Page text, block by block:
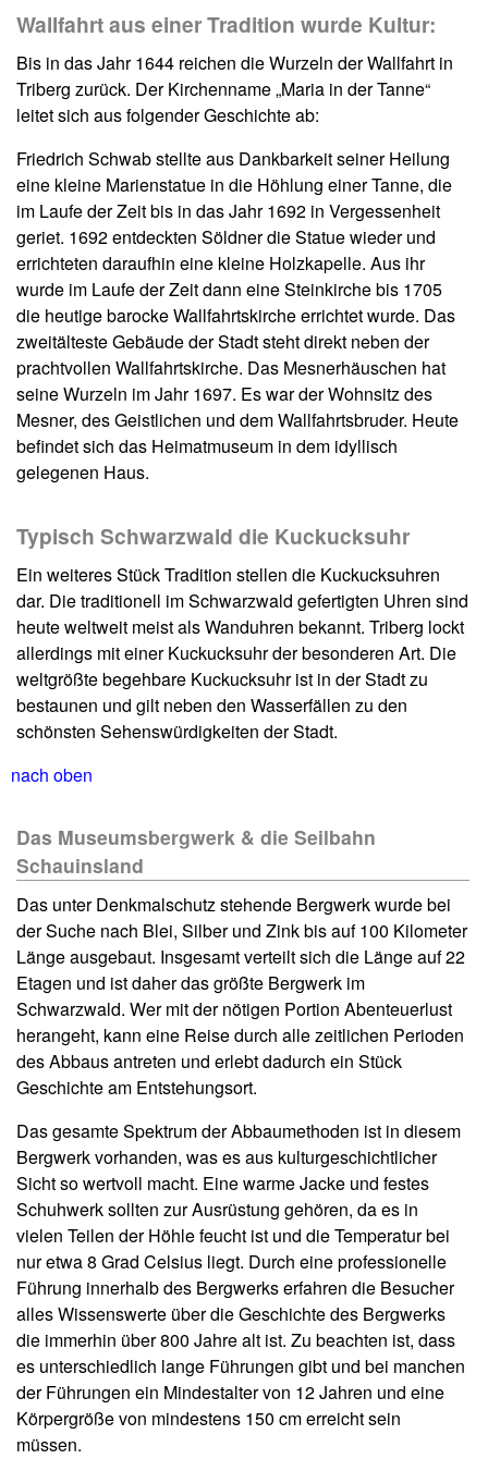
Wallfahrt aus einer Tradition wurde Kultur:
Bis in das Jahr 1644 reichen die Wurzeln der Wallfahrt in
Triberg zurück. Der Kirchenname „Maria in der Tanne“
leitet sich aus folgender Geschichte ab:
Friedrich Schwab stellte aus Dankbarkeit seiner Heilung
eine kleine Marienstatue in die Höhlung einer Tanne, die
im Laufe der Zeit bis in das Jahr 1692 in Vergessenheit
geriet. 1692 entdeckten Söldner die Statue wieder und
errichteten daraufhin eine kleine Holzkapelle. Aus ihr
wurde im Laufe der Zeit dann eine Steinkirche bis 1705
die heutige barocke Wallfahrtskirche errichtet wurde. Das
zweitälteste Gebäude der Stadt steht direkt neben der
prachtvollen Wallfahrtskirche. Das Mesnerhäuschen hat
seine Wurzeln im Jahr 1697. Es war der Wohnsitz des
Mesner, des Geistlichen und dem Wallfahrtsbruder. Heute
befindet sich das Heimatmuseum in dem idyllisch
gelegenen Haus.
Typisch Schwarzwald die Kuckucksuhr
Ein weiteres Stück Tradition stellen die Kuckucksuhren
dar. Die traditionell im Schwarzwald gefertigten Uhren sind
heute weltweit meist als Wanduhren bekannt. Triberg lockt
allerdings mit einer Kuckucksuhr der besonderen Art. Die
weltgrößte begehbare Kuckucksuhr ist in der Stadt zu
bestaunen und gilt neben den Wasserfällen zu den
schönsten Sehenswürdigkeiten der Stadt.
nach oben
Das Museumsbergwerk & die Seilbahn
Schauinsland
Das unter Denkmalschutz stehende Bergwerk wurde bei
der Suche nach Blei, Silber und Zink bis auf 100 Kilometer
Länge ausgebaut. Insgesamt verteilt sich die Länge auf 22
Etagen und ist daher das größte Bergwerk im
Schwarzwald. Wer mit der nötigen Portion Abenteuerlust
herangeht, kann eine Reise durch alle zeitlichen Perioden
des Abbaus antreten und erlebt dadurch ein Stück
Geschichte am Entstehungsort.
Das gesamte Spektrum der Abbaumethoden ist in diesem
Bergwerk vorhanden, was es aus kulturgeschichtlicher
Sicht so wertvoll macht. Eine warme Jacke und festes
Schuhwerk sollten zur Ausrüstung gehören, da es in
vielen Teilen der Höhle feucht ist und die Temperatur bei
nur etwa 8 Grad Celsius liegt. Durch eine professionelle
Führung innerhalb des Bergwerks erfahren die Besucher
alles Wissenswerte über die Geschichte des Bergwerks
die immerhin über 800 Jahre alt ist. Zu beachten ist, dass
es unterschiedlich lange Führungen gibt und bei manchen
der Führungen ein Mindestalter von 12 Jahren und eine
Körpergröße von mindestens 150 cm erreicht sein
müssen.